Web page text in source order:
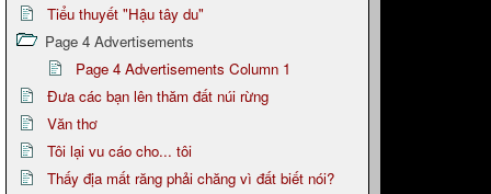
Tiểu thuyết "Hậu tây du"
Page 4 Advertisements
Page 4 Advertisements Column 1
Đưa các bạn lên thăm đất núi rừng
Văn thơ
Tôi lại vu cáo cho... tôi
Thấy địa mất răng phải chăng vì đất biết nói?